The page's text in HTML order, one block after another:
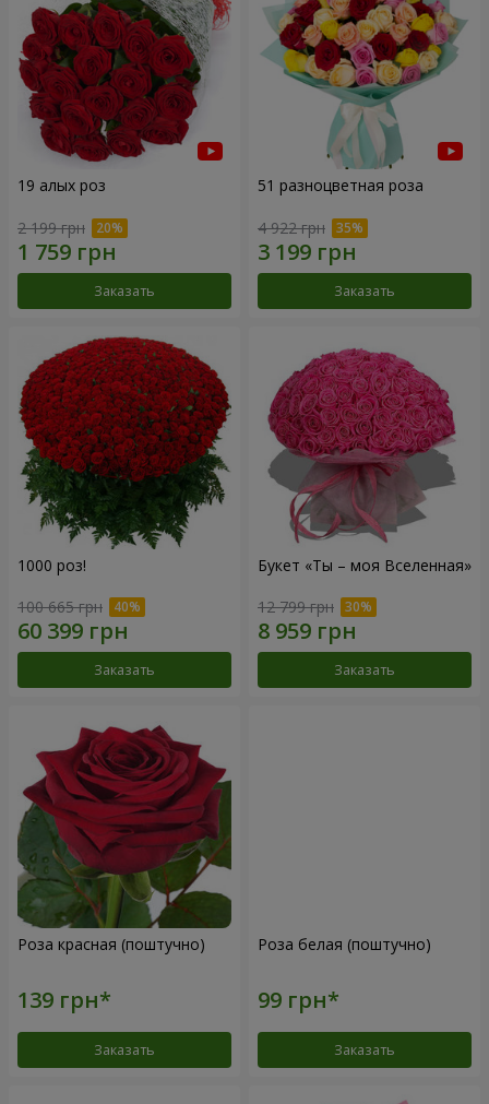
19 алых роз
2 199 грн
Заказать
51 разноцветная роза
4 922 грн
Заказать
1000 роз!
100 665 грн
Заказать
Букет «Ты – моя Вселенная»
12 799 грн
Заказать
Роза красная (поштучно)
Заказать
Роза белая (поштучно)
Заказать